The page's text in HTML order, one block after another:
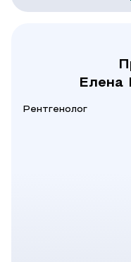
Елена
Рентгенолог